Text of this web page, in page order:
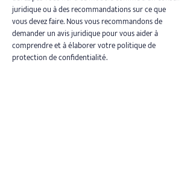
juridique ou à des recommandations sur ce que
vous devez faire. Nous vous recommandons de
demander un avis juridique pour vous aider à
comprendre et à élaborer votre politique de
protection de confidentialité.